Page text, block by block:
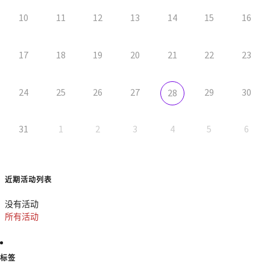
10 11 12 13 14 15 16
17 18 19 20 21 22 23
24 25 26 27 28 29 30
31 1 2 3 4 5 6
近期活动列表
没有活动
所有活动
标签